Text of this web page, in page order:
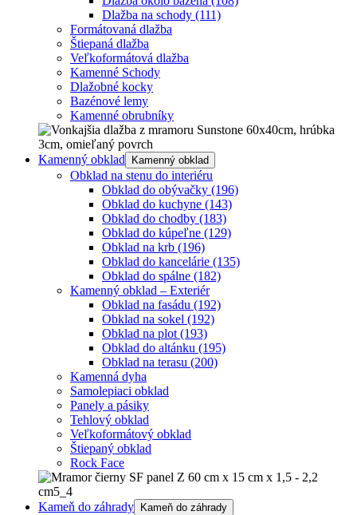
Dlažba na schody (111)
Formátovaná dlažba
Štiepaná dlažba
Veľkoformátová dlažba
Kamenné Schody
Dlažobné kocky
Bazénové lemy
Kamenné obrubníky
Kamenný obklad Kamenný obklad
Obklad na stenu do interiéru
Obklad do obývačky (196)
Obklad do kuchyne (143)
Obklad do chodby (183)
Obklad do kúpeľne (129)
Obklad na krb (196)
Obklad do kancelárie (135)
Obklad do spálne (182)
Kamenný obklad – Exteriér
Obklad na fasádu (192)
Obklad na sokel (192)
Obklad na plot (193)
Obklad do altánku (195)
Obklad na terasu (200)
Kamenná dyha
Samolepiaci obklad
Panely a pásiky
Tehlový obklad
Veľkoformátový obklad
Štiepaný obklad
Rock Face
Kameň do záhrady Kameň do záhrady